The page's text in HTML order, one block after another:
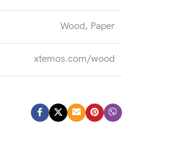
Wood, Paper
xtemos.com/wood